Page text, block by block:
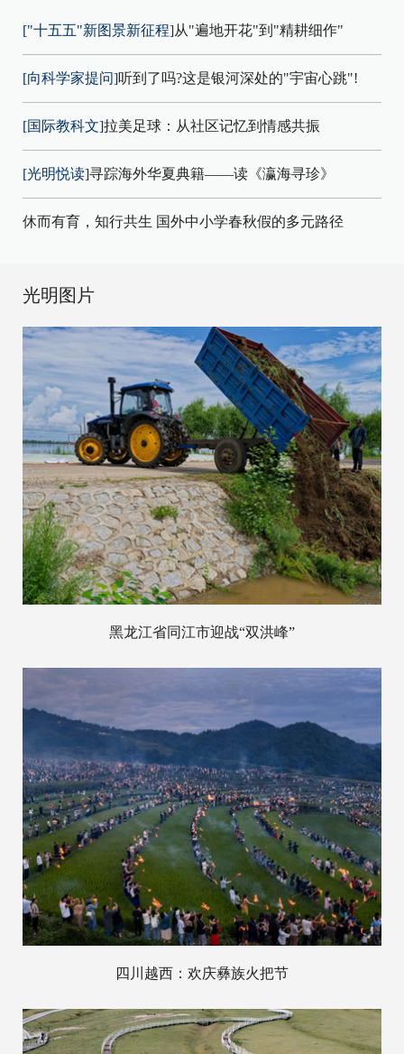
["十五五"新图景新征程]从"遍地开花"到"精耕细作"
[向科学家提问]听到了吗?这是银河深处的"宇宙心跳"!
[国际教科文]拉美足球：从社区记忆到情感共振
[光明悦读]寻踪海外华夏典籍——读《瀛海寻珍》
休而有育，知行共生 国外中小学春秋假的多元路径
光明图片
黑龙江省同江市迎战“双洪峰”
四川越西：欢庆彝族火把节